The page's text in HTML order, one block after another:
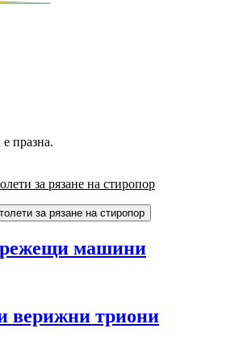
празна.
за рязане на стиропор
за рязане на стиропор
режещи машини
верижни триони